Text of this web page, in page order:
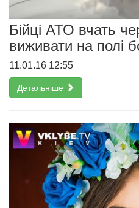
Бійці АТО вчать
виживати на полі
11.01.16 12:55
Детальніше